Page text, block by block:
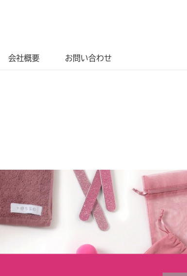
会社概要 お問い合わせ